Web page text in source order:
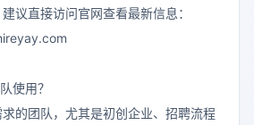
议直接访问官网查看最新信息：
使用？
的团队，尤其是初创企业、招聘流程